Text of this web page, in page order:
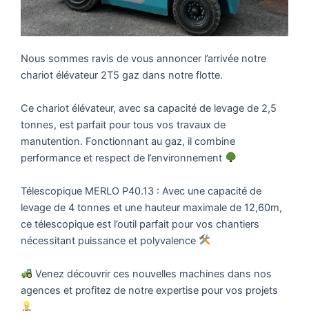
Nous sommes ravis de vous annoncer l’arrivée notre
chariot élévateur 2T5 gaz dans notre flotte.
Ce chariot élévateur, avec sa capacité de levage de 2,5
tonnes, est parfait pour tous vos travaux de
manutention. Fonctionnant au gaz, il combine
performance et respect de l’environnement
Télescopique MERLO P40.13 : Avec une capacité de
levage de 4 tonnes et une hauteur maximale de 12,60m,
ce télescopique est l’outil parfait pour vos chantiers
nécessitant puissance et polyvalence
Venez découvrir ces nouvelles machines dans nos
agences et profitez de notre expertise pour vos projets